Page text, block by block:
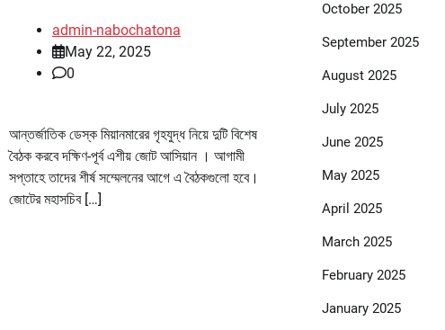
admin-nabochatona
May 22, 2025
0
আন্তর্জাতিক ডেস্ক মিয়ানমারের গৃহযুদ্ধ নিয়ে দুটি বিশেষ
বৈঠক করবে দক্ষিণ-পূর্ব এশীয় জোট আসিয়ান । আগামী
সপ্তাহে তাদের শীর্ষ সম্মেলনের আগে এ বৈঠকগুলো হবে।
জোটের মহাসচিব […]
October 2025
September 2025
August 2025
July 2025
June 2025
May 2025
April 2025
March 2025
February 2025
January 2025